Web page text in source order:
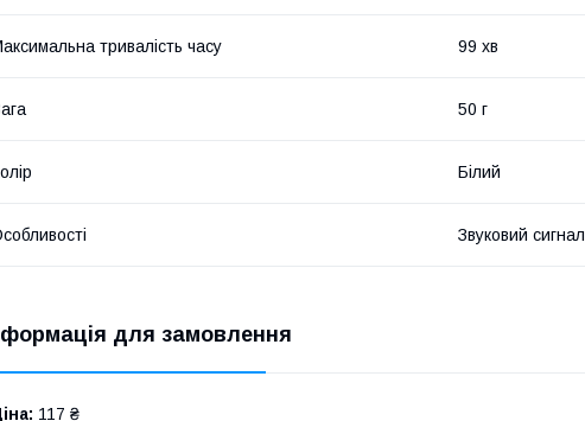
тривалість часу 99 хв
50 г
Білий
Звуковий сигнал
для замовлення
117 ₴